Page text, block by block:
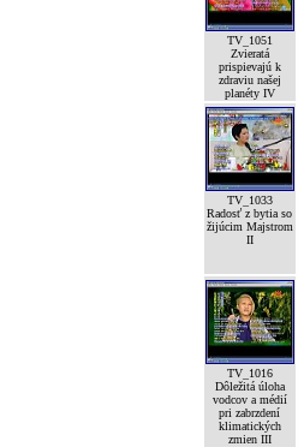
TV_1051
Zvieratá
prispievajú k
zdraviu našej
planéty IV
TV_1033
Radosť z bytia so
žijúcim Majstrom
II
TV_1016
Dôležitá úloha
vodcov a médií
pri zabrzdení
klimatických
zmien III